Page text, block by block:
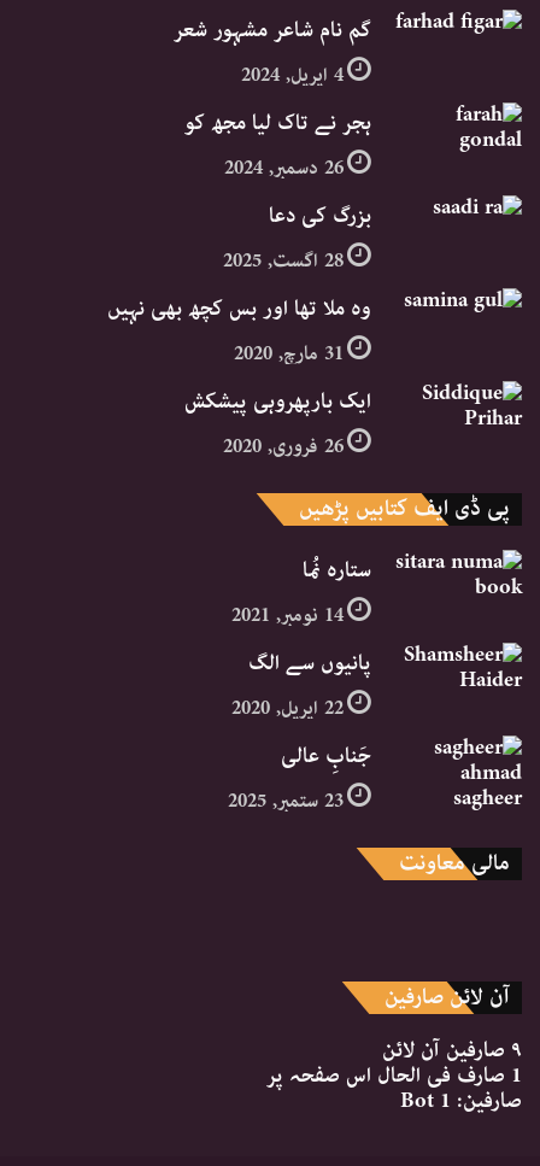
گم نام شاعر مشہور شعر
4 اپریل, 2024
ہجر نے تاک لیا مجھ کو
26 دسمبر, 2024
بزرگ کی دعا
28 اگست, 2025
وہ ملا تھا اور بس کچھ بھی نہیں
31 مارچ, 2020
ایک بارپھروہی پیشکش
26 فروری, 2020
پی ڈی ایف کتابیں پڑھیں
ستارہ نُما
14 نومبر, 2021
پانیوں سے الگ
22 اپریل, 2020
جَنابِ عالی
23 ستمبر, 2025
مالی معاونت
آن لائن صارفین
۹ صارفین
آن لائن
1 صارف فی الحال اس صفحہ پر
صارفین: 1 Bot